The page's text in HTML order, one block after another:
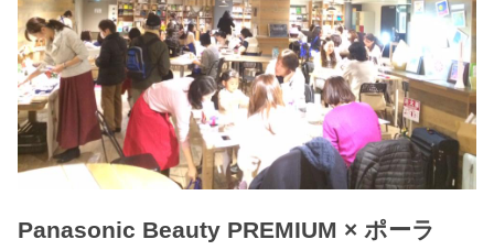
Panasonic Beauty PREMIUM × ポーラ